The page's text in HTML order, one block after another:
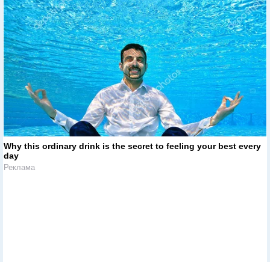
Why this ordinary drink is the secret to feeling your best every
day
Реклама